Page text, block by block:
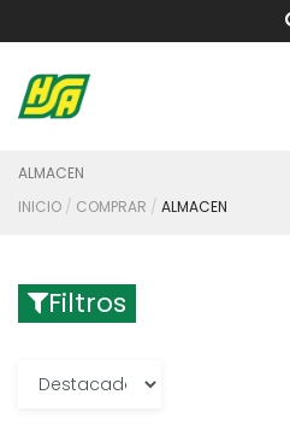
ALMACEN
INICIO
COMPRAR ALMACEN
Filtros